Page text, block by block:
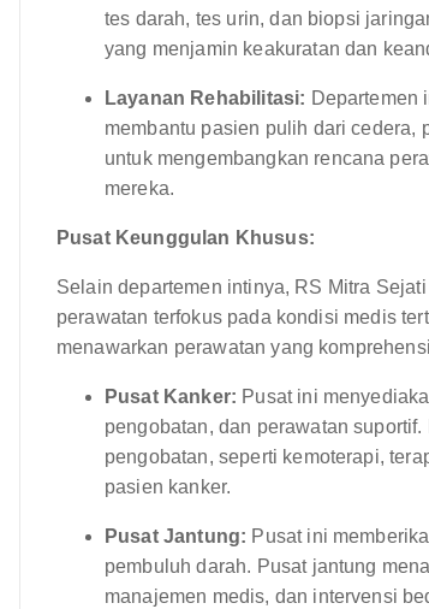
tes darah, tes urin, dan biopsi
yang menjamin keakuratan dan
Layanan Rehabilitasi: Departemen
membantu pasien pulih dari cedera,
untuk mengembangkan rencana
mereka.
Pusat Keunggulan Khusus:
Selain departemen intinya, RS Mitra
perawatan terfokus pada kondisi medis
menawarkan perawatan yang
Pusat Kanker: Pusat ini
pengobatan, dan perawatan
pengobatan, seperti kemoterapi,
pasien kanker.
Pusat Jantung: Pusat ini
pembuluh darah. Pusat jantung
manajemen medis, dan intervensi